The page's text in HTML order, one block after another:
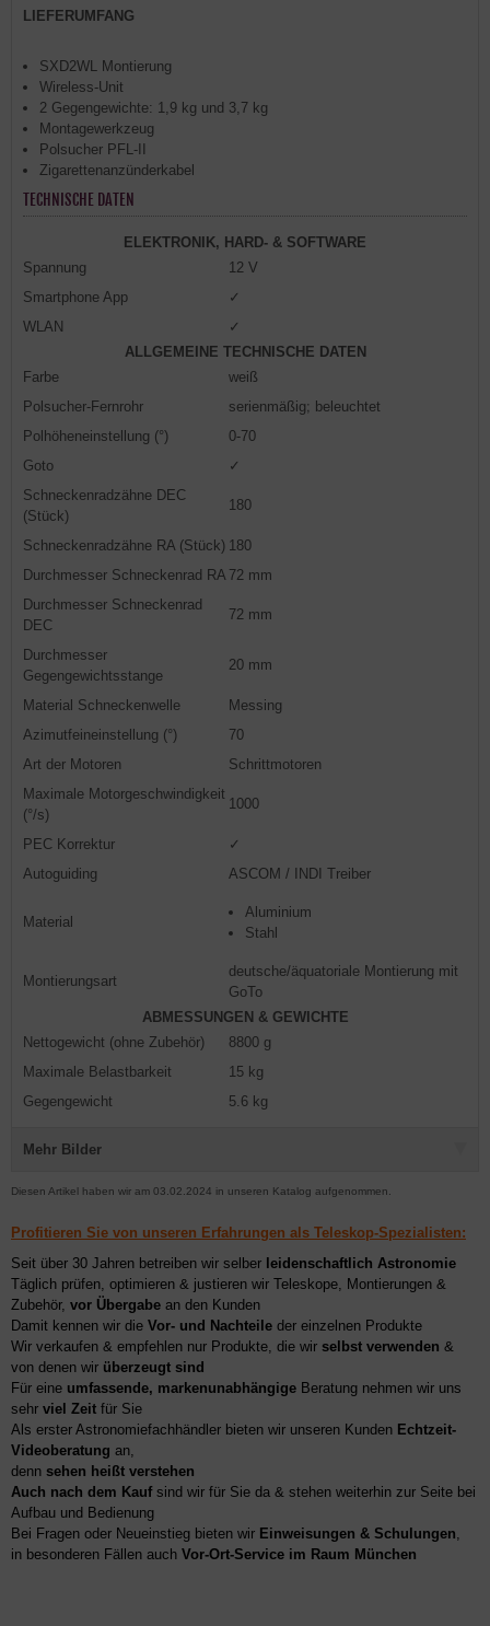
LIEFERUMFANG
SXD2WL Montierung
Wireless-Unit
2 Gegengewichte: 1,9 kg und 3,7 kg
Montagewerkzeug
Polsucher PFL-II
Zigarettenanzünderkabel
TECHNISCHE DATEN
ELEKTRONIK, HARD- & SOFTWARE
Spannung
12 V
Smartphone App
✓
WLAN
✓
ALLGEMEINE TECHNISCHE DATEN
Farbe
weiß
Polsucher-Fernrohr
serienmäßig; beleuchtet
Polhöheneinstellung (°)
0-70
Goto
✓
Schneckenradzähne DEC
(Stück)
180
Schneckenradzähne RA (Stück) 180
Durchmesser Schneckenrad RA 72 mm
Durchmesser Schneckenrad
DEC
72 mm
Durchmesser
Gegengewichtsstange
20 mm
Material Schneckenwelle
Messing
Azimutfeineinstellung (°)
70
Art der Motoren
Schrittmotoren
Maximale Motorgeschwindigkeit
(°/s)
1000
PEC Korrektur
✓
Autoguiding
ASCOM / INDI Treiber
Material
Aluminium
Stahl
Montierungsart
deutsche/äquatoriale Montierung mit
GoTo
ABMESSUNGEN & GEWICHTE
Nettogewicht (ohne Zubehör)
8800 g
Maximale Belastbarkeit
15 kg
Gegengewicht
5.6 kg
Mehr Bilder
Diesen Artikel haben wir am 03.02.2024 in unseren Katalog aufgenommen.
Profitieren Sie von unseren Erfahrungen als Teleskop-Spezialisten:
Seit über 30 Jahren betreiben wir selber leidenschaftlich Astronomie
Täglich prüfen, optimieren & justieren wir Teleskope, Montierungen &
Zubehör, vor Übergabe an den Kunden
Damit kennen wir die Vor- und Nachteile der einzelnen Produkte
Wir verkaufen & empfehlen nur Produkte, die wir selbst verwenden &
von denen wir überzeugt sind
Für eine umfassende, markenunabhängige Beratung nehmen wir uns
sehr viel Zeit für Sie
Als erster Astronomiefachhändler bieten wir unseren Kunden Echtzeit-
Videoberatung an,
denn sehen heißt verstehen
Auch nach dem Kaufsind wir für Sie da & stehen weiterhin zur Seite bei
Aufbau und Bedienung
Bei Fragen oder Neueinstieg bieten wir Einweisungen & Schulungen,
in besonderen Fällen auch Vor-Ort-Service im Raum München